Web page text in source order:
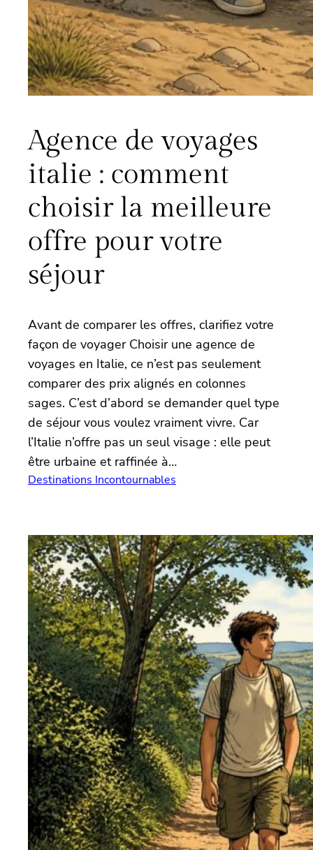
Agence de voyages
italie : comment
choisir la meilleure
offre pour votre
séjour
Avant de comparer les offres, clarifiez votre
façon de voyager Choisir une agence de
voyages en Italie, ce n’est pas seulement
comparer des prix alignés en colonnes
sages. C’est d’abord se demander quel type
de séjour vous voulez vraiment vivre. Car
l’Italie n’offre pas un seul visage : elle peut
être urbaine et raffinée à…
Destinations Incontournables